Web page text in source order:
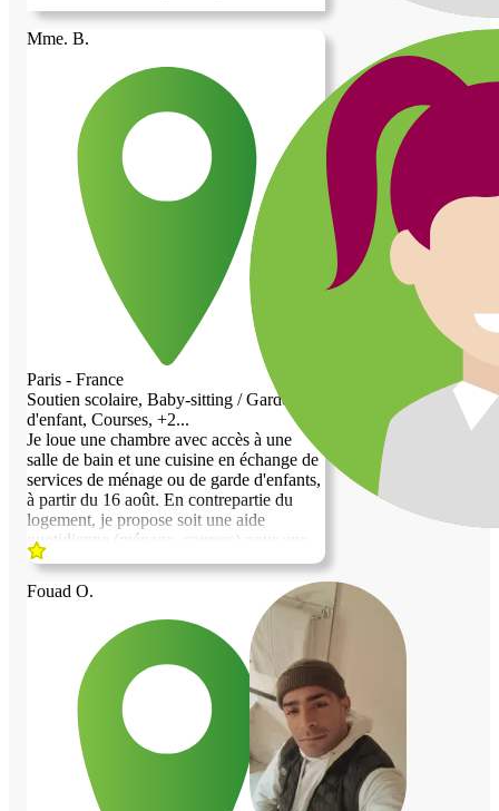
Mme. B.
Paris - France
Soutien scolaire, Baby-sitting / Garde
d'enfant, Courses, +2...
Je loue une chambre avec accès à une
salle de bain et une cuisine en échange de
services de ménage ou de garde d'enfants,
à partir du 16 août. En contrepartie du
logement, je propose soit une aide
quotidienne (ménage, courses) pour une
personne âgée, soit une garde d'enfants et
enfants de plus de 3 ans. Je parle très bien
anglais et je me débrouille en français, au
niveau conversationnel. Je peux
également accepter une petite participation
financière pour couvrir le loyer et les
charges, en plus de l'aide quotidienne,
pour un logement en très bon état. Je suis
une femme célibataire, divorcée, très
fiable, aimable et très propre. Je suis
enseignante.
Fouad O.